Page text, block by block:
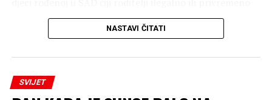
borave u zemlji. Vrhovni sud je 30. juna odbacio tu
uredbu i potvrdio da djeca rođena u SAD roditeljima koji
državljanstvo po rođenju. Odluka je donesena
rezultatom 6:3, pri čemu je pet sudija zaključilo da to
pravo garantuje 14. amandman, dok je sudija Bret
NASTAVI ČITATI
SVIJET